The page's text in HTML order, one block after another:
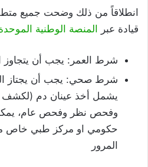
انطلاقاً من ذلك وضحت جميع
قيادة عبر
المنصة الوطنية
شرط العمر: يجب أن يتجاوز
شرط صحي: يجب أن يجتاز
يشمل أخذ عينان دم (لكشف
وفحص نظر وفحص عام،
حكومي او مركز طبي خاص
المرور